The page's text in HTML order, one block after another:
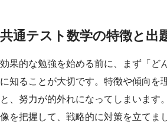
共通テスト数学の特徴と出
効果的な勉強を始める前に、まず「ど
に知ることが大切です。特徴や傾向を
と、努力が的外れになってしまいます
像を把握して、戦略的に対策を立てま